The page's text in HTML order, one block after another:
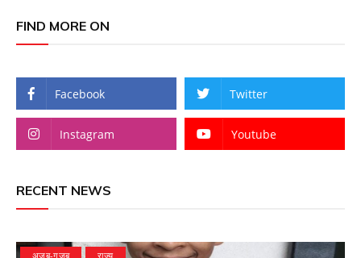
FIND MORE ON
Facebook Twitter
Instagram Youtube
RECENT NEWS
अज़ब-गज़ब राज्य